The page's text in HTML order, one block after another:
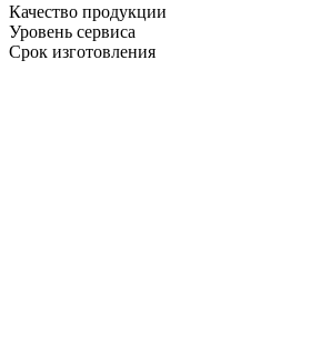
Качество продукции
Уровень сервиса
Срок изготовления